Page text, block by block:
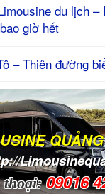
du lịch –
giờ hết
– Thiên đường
09016